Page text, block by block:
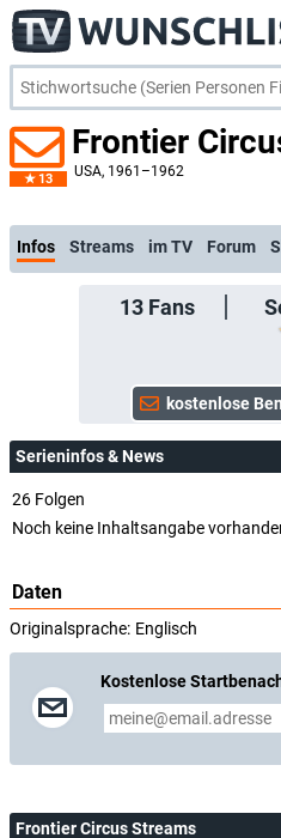
13
Frontier
USA, 1961–1962
Infos Streams im TV Forum
13Fans
Serieninfos & News
26 Folgen
Noch keine Inhaltsangabe
Daten
Originalsprache: Englisch
Kostenlose
Frontier Circus Streams